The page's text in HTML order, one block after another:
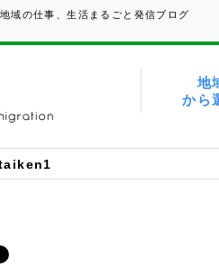
域の仕事、生活まるごと発信ブログ
地
から